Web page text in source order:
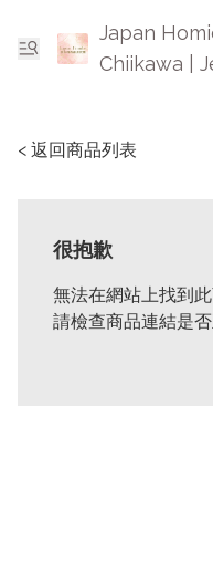
Japan
Chiikawa |
< 返回商品列表
很抱歉
無法在網站上找到
請檢查商品連結是否